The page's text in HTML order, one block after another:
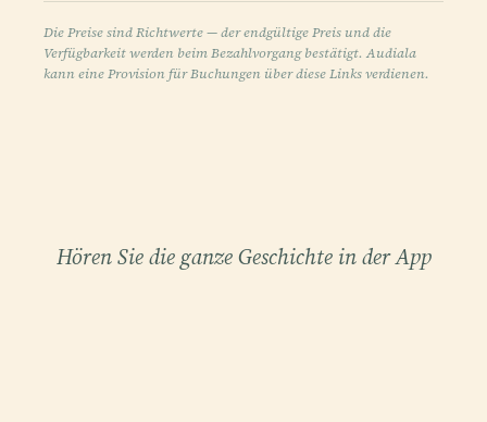
Die Preise sind Richtwerte — der endgültige Preis und die
Verfügbarkeit werden beim Bezahlvorgang bestätigt. Audiala
kann eine Provision für Buchungen über diese Links verdienen.
Hören Sie die ganze Geschichte in der App